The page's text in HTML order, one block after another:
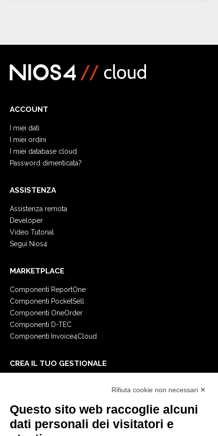
ACCOUNT
I miei dati
I miei ordini
I miei database cloud
Password dimenticata?
ASSISTENZA
Assistenza remota
Developer
Video Tutorial
Segui Nios4
MARKETPLACE
Componenti ReportOne
Componenti PocketSell
Componenti OneOrder
Componenti D-TEC
Componenti Invoice4Cloud
CREA IL TUO GESTIONALE
E-Book
Blog
Rifiuta cookie non necessari ✕
Questo sito web raccoglie alcuni
dati personali dei visitatori e